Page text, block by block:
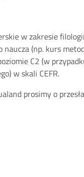
w zakresie
(np. kurs
C2 (w
w skali CEFR.
prosimy o